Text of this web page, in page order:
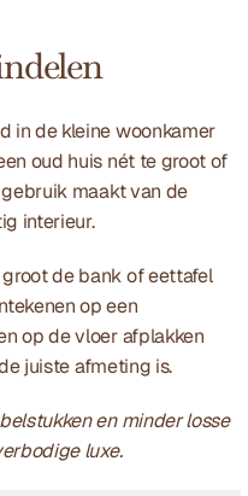
in de kleine woonkamer
oud huis nét te groot of
maakt van de
interieur.
de bank of eettafel
op een
op de vloer afplakken
juiste afmeting is.
en minder losse
luxe.